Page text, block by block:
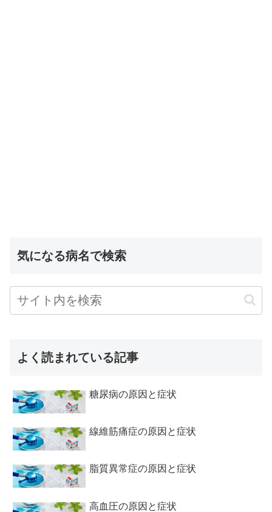
気になる病名で検索
よく読まれている記事
糖尿病の原因と症状
線維筋痛症の原因と症状
脂質異常症の原因と症状
高血圧の原因と症状